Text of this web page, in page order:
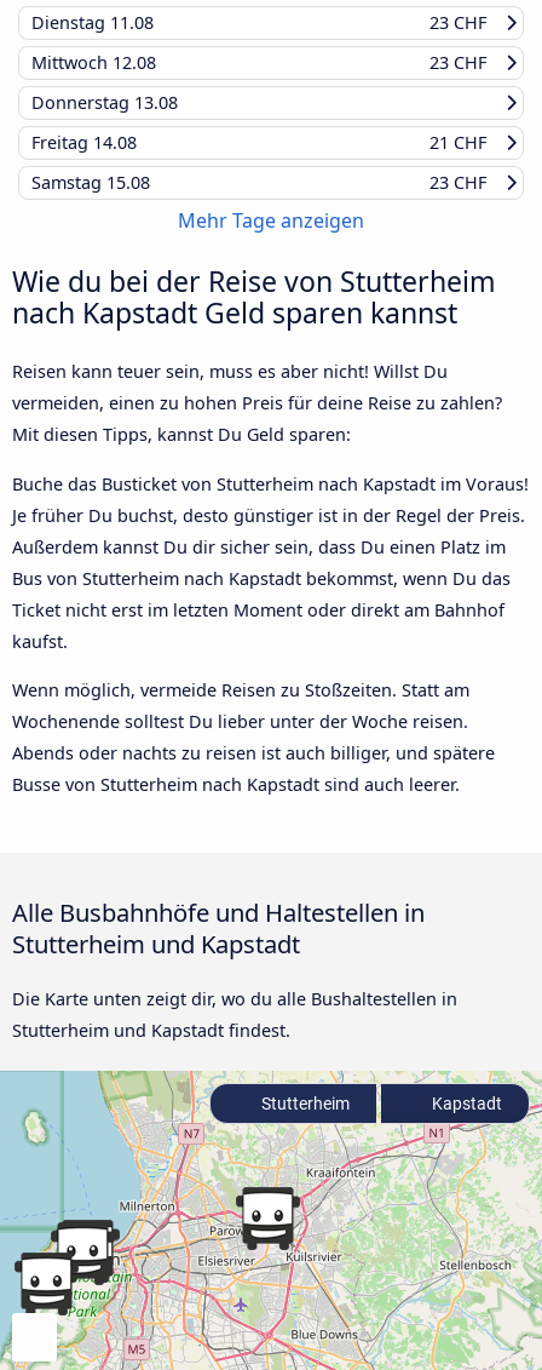
Dienstag 11.08
23 CHF
Mittwoch 12.08
23 CHF
Donnerstag 13.08
Freitag 14.08
21 CHF
Samstag 15.08 23 CHF
Mehr Tage anzeigen
Wie du bei der Reise von Stutterheim
nach Kapstadt Geld sparen kannst
Reisen kann teuer sein, muss es aber nicht! Willst Du
vermeiden, einen zu hohen Preis für deine Reise zu zahlen?
Mit diesen Tipps, kannst Du Geld sparen:
Buche das Busticket von Stutterheim nach Kapstadt im Voraus!
Je früher Du buchst, desto günstiger ist in der Regel der Preis.
Außerdem kannst Du dir sicher sein, dass Du einen Platz im
Bus von Stutterheim nach Kapstadt bekommst, wenn Du das
Ticket nicht erst im letzten Moment oder direkt am Bahnhof
kaufst.
Wenn möglich, vermeide Reisen zu Stoßzeiten. Statt am
Wochenende solltest Du lieber unter der Woche reisen.
Abends oder nachts zu reisen ist auch billiger, und spätere
Busse von Stutterheim nach Kapstadt sind auch leerer.
Alle Busbahnhöfe und Haltestellen in
Stutterheim und Kapstadt
Die Karte unten zeigt dir, wo du alle Bushaltestellen in
Stutterheim und Kapstadt findest.
Stutterheim Kapstadt